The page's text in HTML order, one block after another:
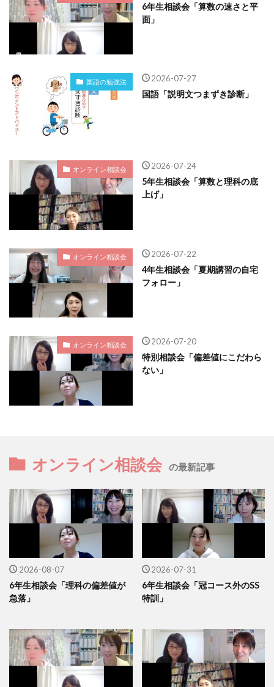
6年生相談会「算数の速さと平
面」
国語の勉強法 2026-07-27
国語「説明文つまずき診断」
オンライン相談会 2026-07-24
5年生相談会「算数と理科の底
上げ」
オンライン相談会 2026-07-22
4年生相談会「夏期講習の自宅
フォロー」
オンライン相談会 2026-07-20
特別相談会「偏差値にこだわら
ない」
オンライン相談会 の最新記事
2026-08-07
6年生相談会「理科の偏差値が
急落」
2026-07-31
6年生相談会「冠コース外のSS
特訓」